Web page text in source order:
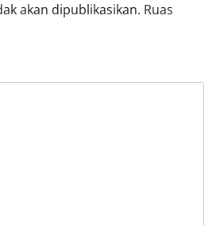
akan dipublikasikan. Ruas